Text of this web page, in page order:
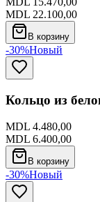
MDL 22.100,00
В корзину
-30%Новый
Кольцо из
MDL 4.480,00
MDL 6.400,00
В корзину
-30%Новый